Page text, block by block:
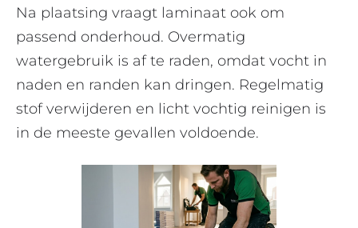
Na plaatsing vraagt laminaat ook om
passend onderhoud. Overmatig
watergebruik is af te raden, omdat vocht in
naden en randen kan dringen. Regelmatig
stof verwijderen en licht vochtig reinigen is
in de meeste gevallen voldoende.